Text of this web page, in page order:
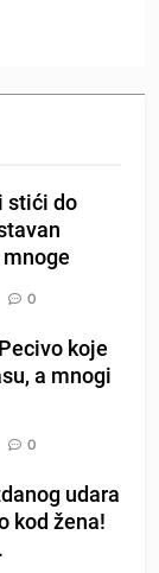
stići do
0
koje
a mnogi
0
udara
kod žena!